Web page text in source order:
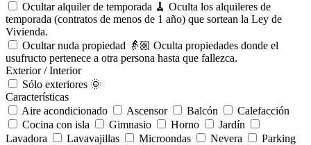
Ocultar alquiler de temporada 🧹 Oculta los alquileres de
temporada (contratos de menos de 1 año) que sortean la Ley de
Vivienda.
Ocultar nuda propiedad 👵🏼 Oculta propiedades donde el
usufructo pertenece a otra persona hasta que fallezca.
Exterior / Interior
Sólo exteriores 🌞
Características
Aire acondicionado
Ascensor Balcón
Calefacción
Cocina con isla
Gimnasio Horno
Jardín
Lavadora
Lavavajillas Microondas Nevera
Parking